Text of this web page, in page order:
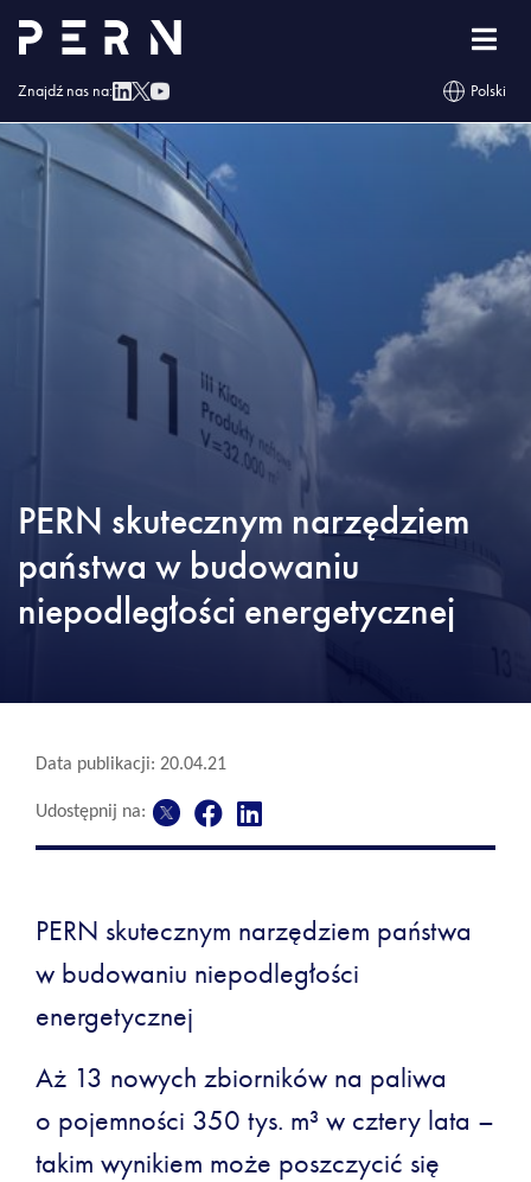
Znajdź nas na: Polski
Strona główna »Blog »PERN skutecznym narzędziem państwa w budowaniu
PERN skutecznym narzędziem
państwa w budowaniu
niepodległości energetycznej
Data publikacji: 20.04.21
Udostępnij na:
PERN skutecznym narzędziem państwa
w budowaniu niepodległości
energetycznej
Aż 13 nowych zbiorników na paliwa
o pojemności 350 tys. m³ w cztery lata –
takim wynikiem może poszczycić się